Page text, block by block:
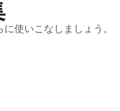
使いこなしましょう。